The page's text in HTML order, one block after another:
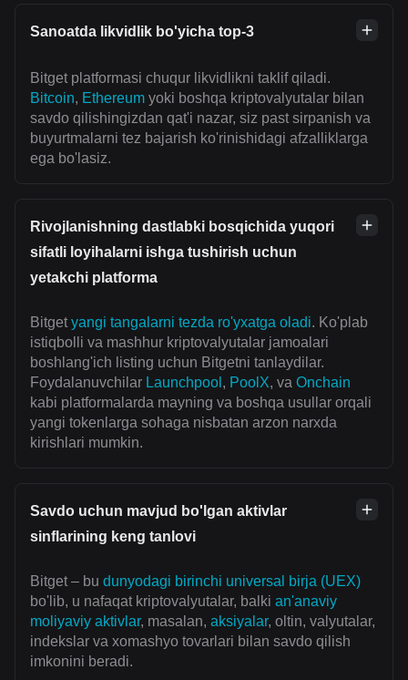
Sanoatda likvidlik bo'yicha top-3
Bitget platformasi chuqur likvidlikni taklif qiladi.
Bitcoin, Ethereum yoki boshqa kriptovalyutalar bilan
savdo qilishingizdan qat'i nazar, siz past sirpanish va
buyurtmalarni tez bajarish ko'rinishidagi afzalliklarga
ega bo'lasiz.
Rivojlanishning dastlabki bosqichida yuqori
sifatli loyihalarni ishga tushirish uchun
yetakchi platforma
Bitget yangi tangalarni tezda ro'yxatga oladi. Ko'plab
istiqbolli va mashhur kriptovalyutalar jamoalari
boshlang'ich listing uchun Bitgetni tanlaydilar.
Foydalanuvchilar Launchpool , PoolX, va Onchain
kabi platformalarda mayning va boshqa usullar orqali
yangi tokenlarga sohaga nisbatan arzon narxda
kirishlari mumkin.
Savdo uchun mavjud bo'lgan aktivlar
sinflarining keng tanlovi
Bitget – bu dunyodagi birinchi universal birja (UEX)
bo'lib, u nafaqat kriptovalyutalar, balki an'anaviy
moliyaviy aktivlar, masalan, aksiyalar, oltin, valyutalar,
indekslar va xomashyo tovarlari bilan savdo qilish
imkonini beradi.